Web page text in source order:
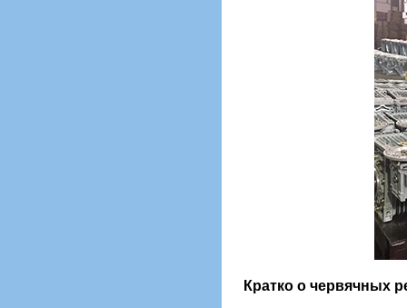
Кратко о червячных